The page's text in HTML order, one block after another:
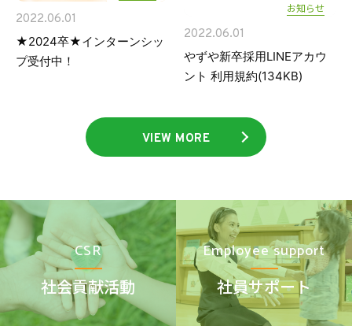
2022.06.01
★2024卒★インターンシッ
プ受付中！
お知らせ
2022.06.01
やずや新卒採用LINEアカウ
ント 利用規約(134KB)
VIEW MORE
CSR
社会貢献活動
Employee support
社員サポート